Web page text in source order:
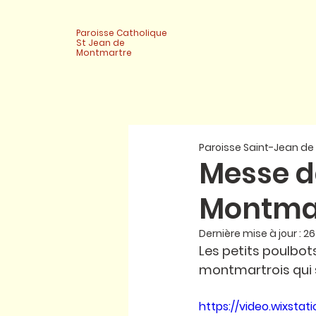
Paroisse Catholique
St Jean de
Montmartre
Messe
Paroisse Saint-Jean
Dernière mise à jour :
Les petits
montmartrois qui
https://